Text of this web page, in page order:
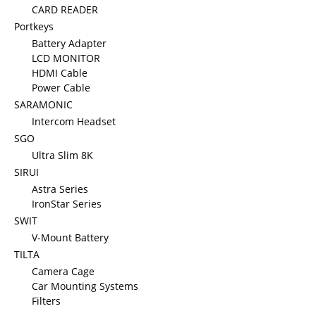
CARD READER
Portkeys
Battery Adapter
LCD MONITOR
HDMI Cable
Power Cable
SARAMONIC
Intercom Headset
SGO
Ultra Slim 8K
SIRUI
Astra Series
IronStar Series
SWIT
V-Mount Battery
TILTA
Camera Cage
Car Mounting Systems
Filters